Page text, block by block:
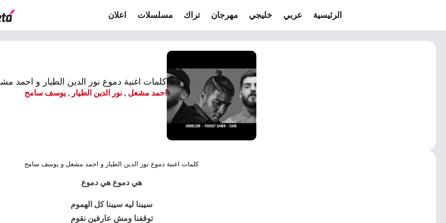
الرئيسية عربي خليجي مهرجان تراك مسلسلات اعلان
كلمات اغنية دموع نور الدين الطيار و احمد مشعل
احمد مشعل , نور الدين الطيار , يوسف سامح
كلمات اغنية دموع نور الدين الطيار و احمد مشعل و يوسف سامح
هي دموع هي دموع
سيبنا ليه سيبنا كل الهموم
توقفنا ومش عارفين نقوم